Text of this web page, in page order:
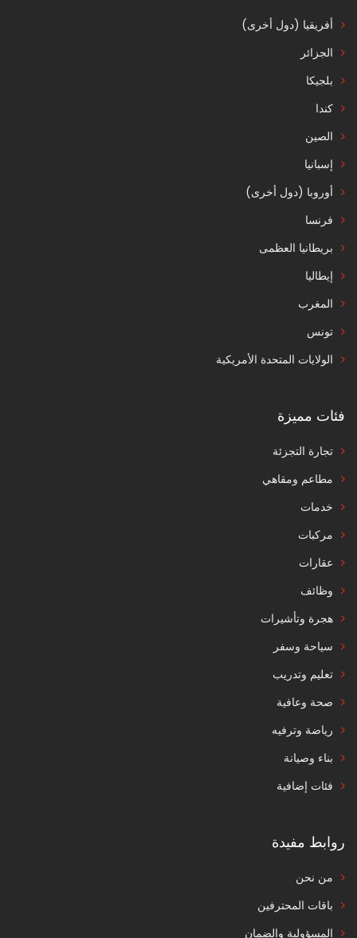
أفريقيا (دول أخرى)
الجزائر
بلجيكا
كندا
الصين
إسبانيا
أوروبا (دول أخرى)
فرنسا
بريطانيا العظمى
إيطاليا
المغرب
تونس
الولايات المتحدة الأمريكية
فئات مميزة
تجارة التجزئة
مطاعم ومقاهي
خدمات
مركبات
عقارات
وظائف
هجرة وتأشيرات
سياحة وسفر
تعليم وتدريب
صحة وعافية
رياضة وترفيه
بناء وصيانة
فئات إضافية
روابط مفيدة
من نحن
باقات المحترفين
المسؤولية والضمان